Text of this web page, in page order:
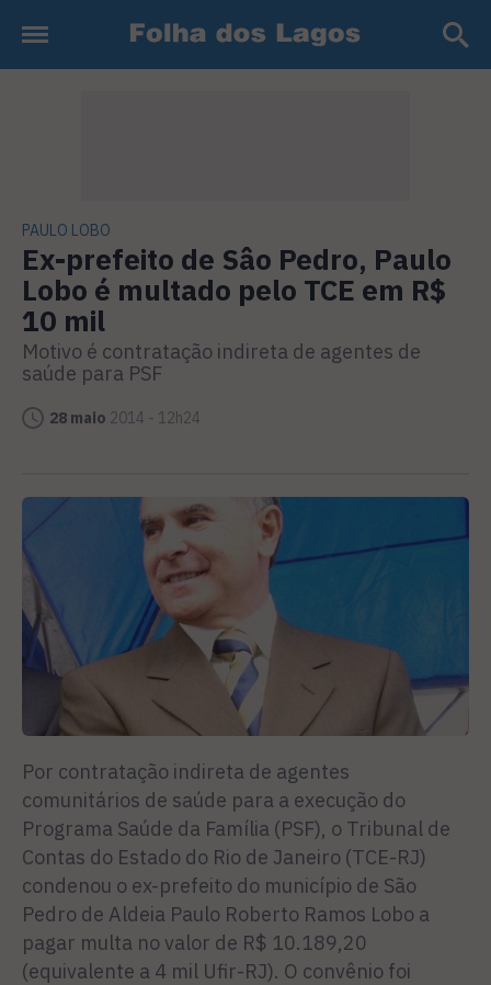
PAULO LOBO
Ex-prefeito de Sâo Pedro, Paulo
Lobo é multado pelo TCE em R$
10 mil
Motivo é contratação indireta de agentes de
saúde para PSF
28 maio 2014 - 12h24
Por contratação indireta de agentes
comunitários de saúde para a execução do
Programa Saúde da Família (PSF), o Tribunal de
Contas do Estado do Rio de Janeiro (TCE-RJ)
condenou o ex-prefeito do município de São
Pedro de Aldeia Paulo Roberto Ramos Lobo a
pagar multa no valor de R$ 10.189,20
(equivalente a 4 mil Ufir-RJ). O convênio foi